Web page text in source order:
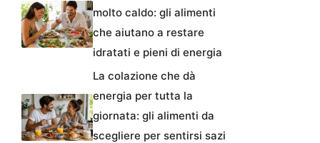
molto caldo: gli alimenti
che aiutano a restare
idratati e pieni di energia
La colazione che dà
energia per tutta la
giornata: gli alimenti da
scegliere per sentirsi sazi